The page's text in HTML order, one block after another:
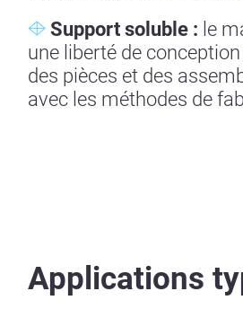
Support soluble : le
une liberté de
des pièces et des
avec les méthodes de
Applications